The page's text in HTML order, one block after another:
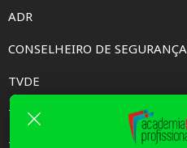
ADR
CONSELHEIRO DE SEGURANÇA
TVDE
TAXI